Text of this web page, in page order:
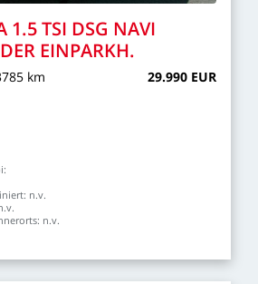
1.5TSI DSG NAVI
EINPARKH.
km 29.990 EUR
n.v.
n.v.